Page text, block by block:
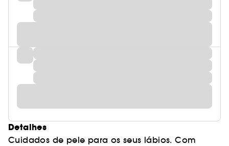
Detalhes
Cuidados de pele para os seus lábios. Com